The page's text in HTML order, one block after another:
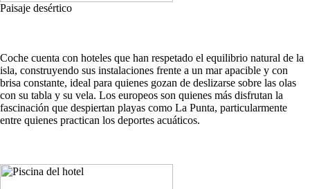
Paisaje desértico
Coche cuenta con hoteles que han respetado el equilibrio natural de la
isla, construyendo sus instalaciones frente a un mar apacible y con
brisa constante, ideal para quienes gozan de deslizarse sobre las olas
con su tabla y su vela. Los europeos son quienes más disfrutan la
fascinación que despiertan playas como La Punta, particularmente
entre quienes practican los deportes acuáticos.